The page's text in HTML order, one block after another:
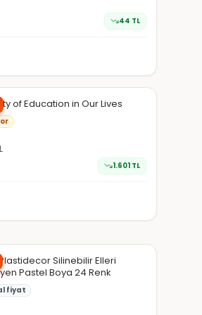
44 TL
of Education in Our Lives
1.601 TL
Plastidecor Silinebilir Elleri
Pastel Boya 24 Renk
fiyat